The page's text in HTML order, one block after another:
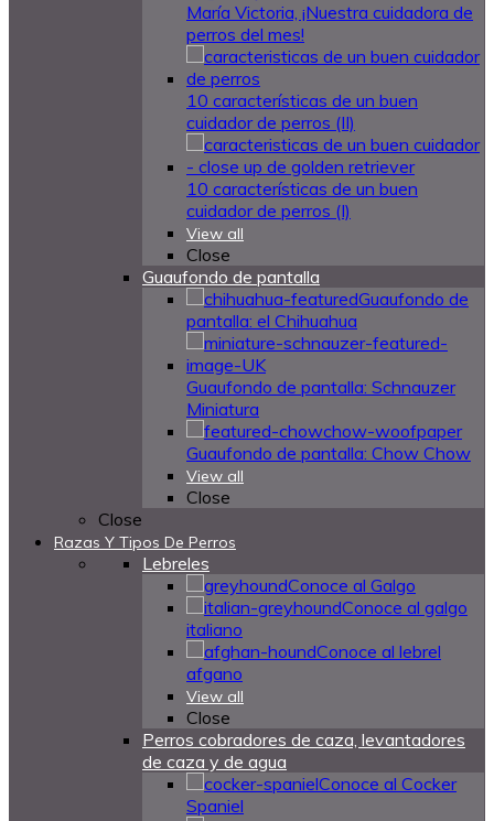
María Victoria, ¡Nuestra cuidadora de
perros del mes!
10 características de un buen
cuidador de perros (II)
10 características de un buen
cuidador de perros (I)
View all
Close
Guaufondo de pantalla
Guaufondo de
pantalla: el Chihuahua
Guaufondo de pantalla: Schnauzer
Miniatura
Guaufondo de pantalla: Chow Chow
View all
Close
Close
Razas Y Tipos De Perros
Lebreles
Conoce al Galgo
Conoce al galgo
italiano
Conoce al lebrel
afgano
View all
Close
Perros cobradores de caza, levantadores
de caza y de agua
Conoce al Cocker
Spaniel